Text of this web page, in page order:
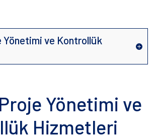
Yönetimi ve Kontrollük
Restorasyon İşleri
Yönetimi ve
Hizmetleri